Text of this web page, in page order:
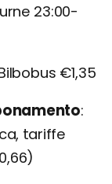
23:00-
€1,35
tariffe